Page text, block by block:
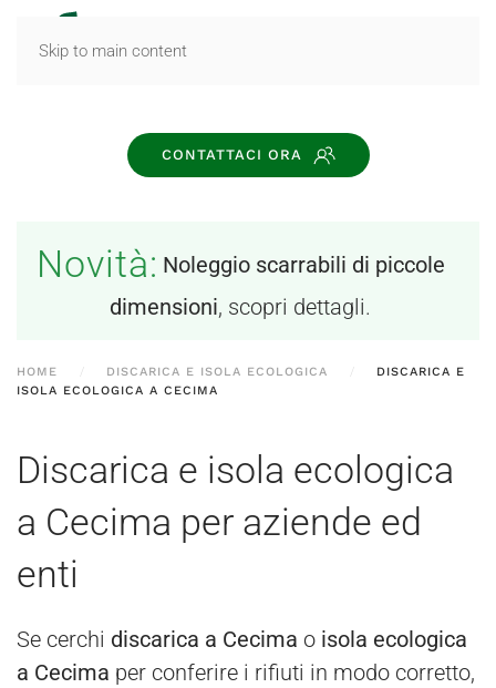
Skip to main content
CONTATTACI ORA
Novità: Noleggio scarrabili di piccole
dimensioni, scopri dettagli.
HOME DISCARICA E ISOLA ECOLOGICA
DISCARICA E
ISOLA ECOLOGICA A CECIMA
Discarica e isola ecologica
a Cecima per aziende ed
enti
Se cerchi discarica a Cecima o isola ecologica
a Cecima per conferire i rifiuti in modo corretto,